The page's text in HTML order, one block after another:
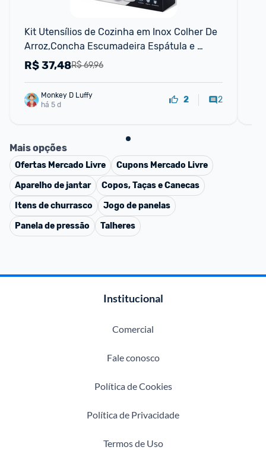
Kit Utensílios de Cozinha em Inox Colher De
Arroz,Concha Escumadeira Espátula e
Pegador de Massa Alta Qual
R$ 69,96
R$37,48
Monkey D Luffy
há 5 d
2 2
Mais opções
Ofertas Mercado Livre Cupons Mercado Livre
Aparelho de jantar
Copos, Taças e Canecas
Itens de churrasco
Jogo de panelas
Panela de pressão
Talheres
Institucional
Comercial
Fale conosco
Política de Cookies
Política de Privacidade
Termos de Uso